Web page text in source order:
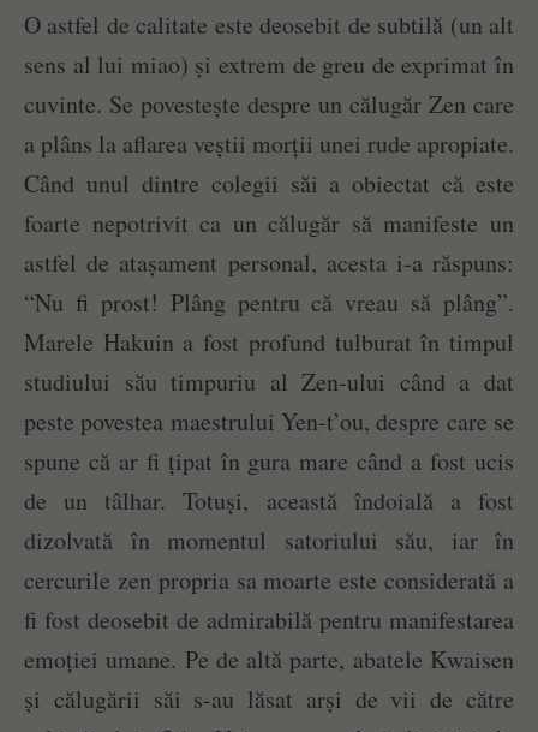
O astfel de calitate este deosebit de subtilă (un alt
sens al lui miao) și extrem de greu de exprimat în
cuvinte. Se povestește despre un călugăr Zen care
a plâns la aflarea veștii morții unei rude apropiate.
Când unul dintre colegii săi a obiectat că este
foarte nepotrivit ca un călugăr să manifeste un
astfel de atașament personal, acesta i-a răspuns:
“Nu fi prost! Plâng pentru că vreau să plâng”.
Marele Hakuin a fost profund tulburat în timpul
studiului său timpuriu al Zen-ului când a dat
peste povestea maestrului Yen-t’ou, despre care se
spune că ar fi țipat în gura mare când a fost ucis
de un tâlhar. Totuși, această îndoială a fost
dizolvată în momentul satoriului său, iar în
cercurile zen propria sa moarte este considerată a
fi fost deosebit de admirabilă pentru manifestarea
emoției umane. Pe de altă parte, abatele Kwaisen
și călugării săi s-au lăsat arși de vii de către